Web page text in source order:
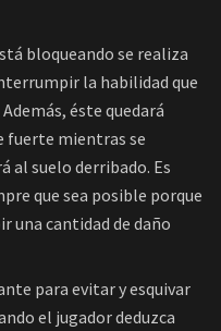
bloqueando se realiza
la habilidad que
éste quedará
fuerte mientras se
al suelo derribado. Es
que sea posible porque
una cantidad de daño
para evitar y esquivar
el jugador deduzca